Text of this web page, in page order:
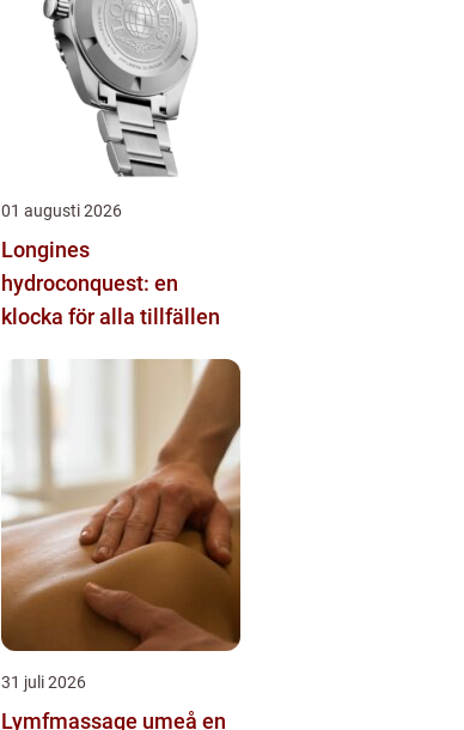
01 augusti 2026
Longines
hydroconquest: en
klocka för alla tillfällen
31 juli 2026
Lymfmassage umeå en